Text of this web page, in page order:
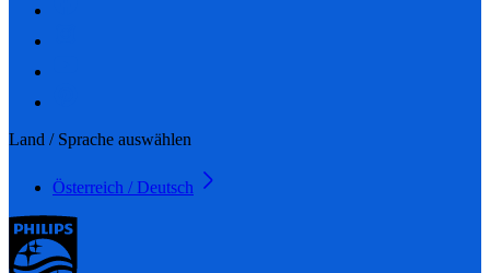
Land / Sprache auswählen
Österreich / Deutsch